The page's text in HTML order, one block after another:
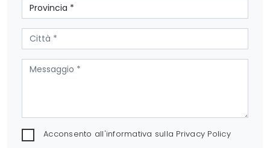
Acconsento all'informativa sulla Privacy Policy